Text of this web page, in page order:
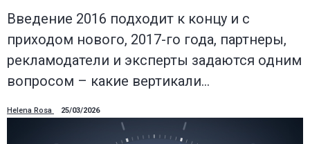
Введение 2016 подходит к концу и с
приходом нового, 2017-го года, партнеры,
рекламодатели и эксперты задаются одним
вопросом – какие вертикали…
Helena Rosa 25/03/2026